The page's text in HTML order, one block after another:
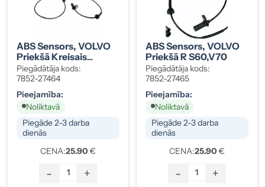
ABS Sensors, VOLVO
Priekšā Kreisais
S60,V70
Piegādātāja kods:
7852-27464
Pieejamība:
Noliktavā
Piegāde 2-3 darba
dienās
CENA:25.90 €
- +
ABS Sensors, VOLVO
Priekšā R S60,V70
Piegādātāja kods:
7852-27465
Pieejamība:
Noliktavā
Piegāde 2-3 darba
dienās
CENA:25.90 €
- +